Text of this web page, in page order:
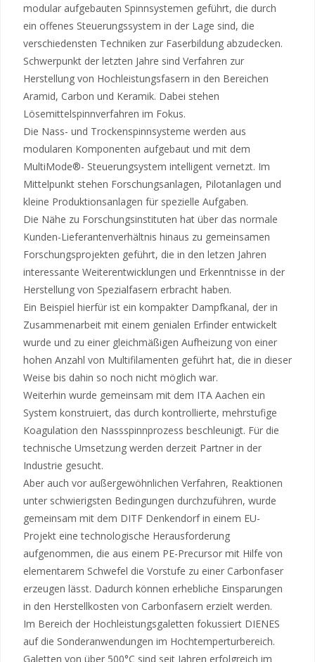
modular aufgebauten Spinnsystemen geführt, die durch
ein offenes Steuerungssystem in der Lage sind, die
verschiedensten Techniken zur Faserbildung abzudecken.
Schwerpunkt der letzten Jahre sind Verfahren zur
Herstellung von Hochleistungsfasern in den Bereichen
Aramid, Carbon und Keramik. Dabei stehen
Lösemittelspinnverfahren im Fokus.
Die Nass- und Trockenspinnsysteme werden aus
modularen Komponenten aufgebaut und mit dem
MultiMode®- Steuerungsystem intelligent vernetzt. Im
Mittelpunkt stehen Forschungsanlagen, Pilotanlagen und
kleine Produktionsanlagen für spezielle Aufgaben.
Die Nähe zu Forschungsinstituten hat über das normale
Kunden-Lieferantenverhältnis hinaus zu gemeinsamen
Forschungsprojekten geführt, die in den letzen Jahren
interessante Weiterentwicklungen und Erkenntnisse in der
Herstellung von Spezialfasern erbracht haben.
Ein Beispiel hierfür ist ein kompakter Dampfkanal, der in
Zusammenarbeit mit einem genialen Erfinder entwickelt
wurde und zu einer gleichmäßigen Aufheizung von einer
hohen Anzahl von Multifilamenten geführt hat, die in dieser
Weise bis dahin so noch nicht möglich war.
Weiterhin wurde gemeinsam mit dem ITA Aachen ein
System konstruiert, das durch kontrollierte, mehrstufige
Koagulation den Nassspinnprozess beschleunigt. Für die
technische Umsetzung werden derzeit Partner in der
Industrie gesucht.
Aber auch vor außergewöhnlichen Verfahren, Reaktionen
unter schwierigsten Bedingungen durchzuführen, wurde
gemeinsam mit dem DITF Denkendorf in einem EU-
Projekt eine technologische Herausforderung
aufgenommen, die aus einem PE-Precursor mit Hilfe von
elementarem Schwefel die Vorstufe zu einer Carbonfaser
erzeugen lässt. Dadurch können erhebliche Einsparungen
in den Herstellkosten von Carbonfasern erzielt werden.
Im Bereich der Hochleistungsgaletten fokussiert DIENES
auf die Sonderanwendungen im Hochtemperturbereich.
Galetten von über 500°C sind seit Jahren erfolgreich im